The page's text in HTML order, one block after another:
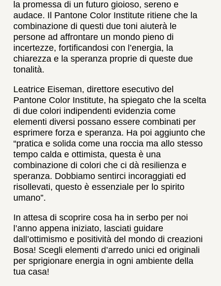
la promessa di un futuro gioioso, sereno e
audace. Il Pantone Color Institute ritiene che la
combinazione di questi due toni aiuterà le
persone ad affrontare un mondo pieno di
incertezze, fortificandosi con l’energia, la
chiarezza e la speranza proprie di queste due
tonalità.
Leatrice Eiseman, direttore esecutivo del
Pantone Color Institute, ha spiegato che la scelta
di due colori indipendenti evidenzia come
elementi diversi possano essere combinati per
esprimere forza e speranza. Ha poi aggiunto che
“pratica e solida come una roccia ma allo stesso
tempo calda e ottimista, questa è una
combinazione di colori che ci dà resilienza e
speranza. Dobbiamo sentirci incoraggiati ed
risollevati, questo è essenziale per lo spirito
umano”.
In attesa di scoprire cosa ha in serbo per noi
l’anno appena iniziato, lasciati guidare
dall’ottimismo e positività del mondo di creazioni
Bosa! Scegli elementi d’arredo unici ed originali
per sprigionare energia in ogni ambiente della
tua casa!